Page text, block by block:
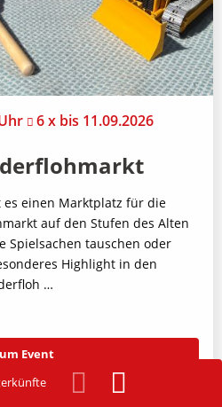
6 x bis 11.09.2026
einen Marktplatz für die
auf den Stufen des Alten
Spielsachen tauschen oder
Highlight in den
…
Event